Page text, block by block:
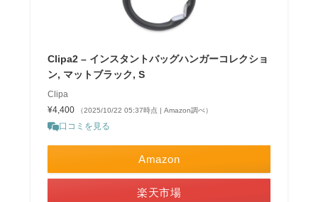
Clipa2 – インスタントバッグハンガーコレクショ
ン, マットブラック, S
Clipa
¥4,400
（2025/10/22 05:37時点 | Amazon調べ）
口コミを見る
Amazon
楽天市場